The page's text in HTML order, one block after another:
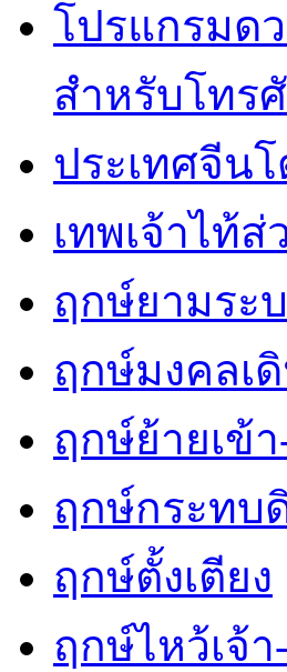
โปรแกรมด
สำหรับโทร
ประเทศจีน
เทพเจ้าไท้ส่
ฤกษ์ยามระ
ฤกษ์มงคลเ
ฤกษ์ย้ายเข้
ฤกษ์กระทบ
ฤกษ์ตั้งเตียง
ฤกษ์ไหว้เจ้